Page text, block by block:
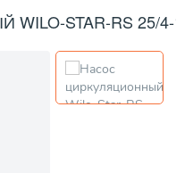
STAR-RS 25/4-